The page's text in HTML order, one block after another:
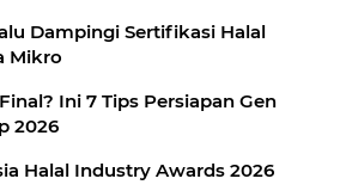
Dampingi Sertifikasi Halal
Mikro
Ini 7 Tips Persiapan Gen
2026
Halal Industry Awards 2026